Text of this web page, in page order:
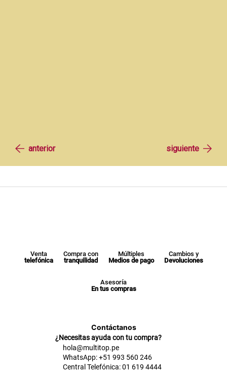
Venta
telefónica
Compra con
tranquilidad
Múltiples
Medios de pago
Cambios y
Devoluciones
Asesoría
En tus compras
Contáctanos
¿Necesitas ayuda con tu compra?
hola@multitop.pe
WhatsApp: +51 993 560 246
Central Telefónica: 01 619 4444